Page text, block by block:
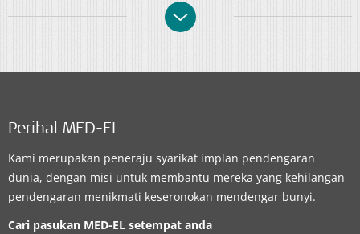
Perihal MED-EL
Kami merupakan peneraju syarikat implan pendengaran
dunia, dengan misi untuk membantu mereka yang kehilangan
pendengaran menikmati keseronokan mendengar bunyi.
Cari pasukan MED-EL setempat anda